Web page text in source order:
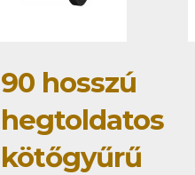
90 hosszú
hegtoldatos
kötőgyűrű